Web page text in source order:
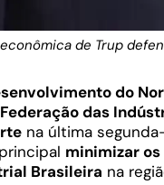
de Trup
do
Federação das
na última
minimizar
Brasileira na